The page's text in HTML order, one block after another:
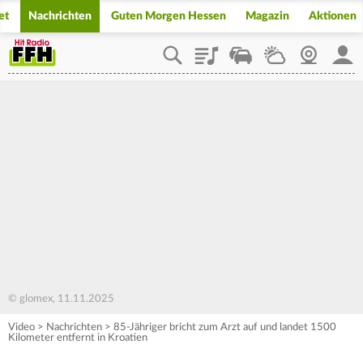
Nachrichten Guten Morgen Hessen Magazin Aktionen
PlaylistStaupilotWetterWebcam
© glomex, 11.11.2025
Video > Nachrichten > 85-Jähriger bricht zum Arzt auf und landet 1500
Kilometer entfernt in Kroatien